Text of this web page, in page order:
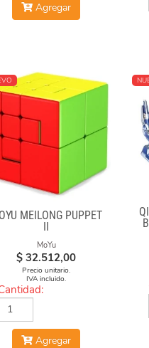
Agregar
MEILONG PUPPET
II
MoYu
$ 32.512,00
Precio unitario.
IVA incluido.
Agregar